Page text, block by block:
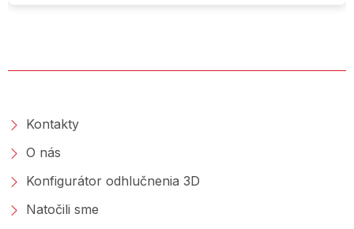
Kontakty
O nás
Konfigurátor odhlučnenia 3D
Natočili sme